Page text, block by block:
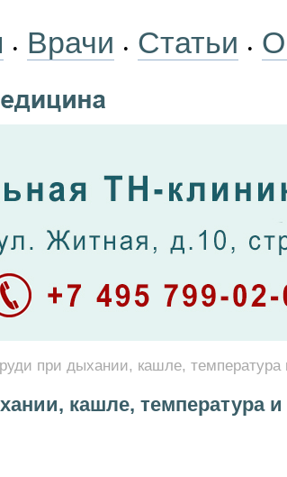
• Врачи • Статьи •
при дыхании, кашле, температура
кашле, температура